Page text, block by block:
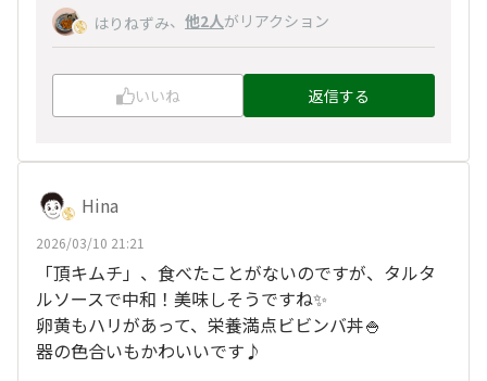
はりねずみ、 他2人がリアクション
いいね 返信する
Hina
2026/03/10 21:21
「頂キムチ」、食べたことがないのですが、タルタ
ルソースで中和！美味しそうですね✨
卵黄もハリがあって、栄養満点ビビンバ丼🍚
器の色合いもかわいいです♪